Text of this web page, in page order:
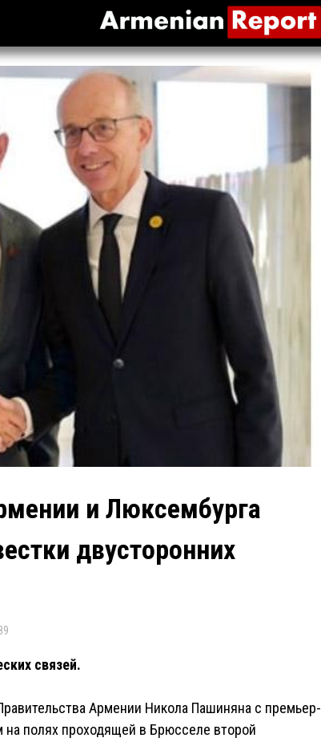
и Люксембурга
двусторонних
связей.
Армении Никола Пашиняна с премьер-
полях проходящей в Брюсселе второй